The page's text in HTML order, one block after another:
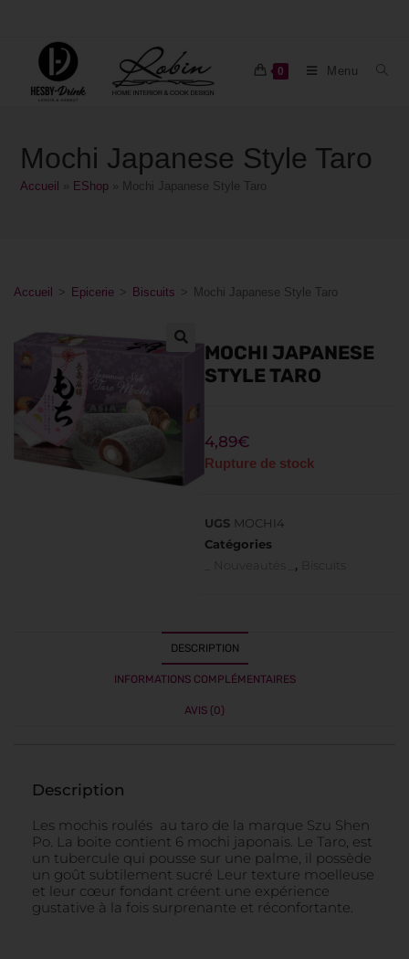
0 Menu
Mochi Japanese Style Taro
Accueil EShop Mochi Japanese Style Taro
Accueil > Epicerie > Biscuits > Mochi Japanese Style Taro
MOCHI JAPANESE
STYLE TARO
4,89€
Rupture de stock
UGS MOCHI4
Catégories
_ Nouveautés _ , Biscuits
DESCRIPTION
INFORMATIONS COMPLÉMENTAIRES
AVIS (0)
Description
Les mochis roulés au taro de la marque Szu Shen
Po. La boite contient 6 mochi japonais. Le Taro, est
un tubercule qui pousse sur une palme, il possède
un goût subtilement sucré Leur texture moelleuse
et leur cœur fondant créent une expérience
gustative à la fois surprenante et réconfortante.